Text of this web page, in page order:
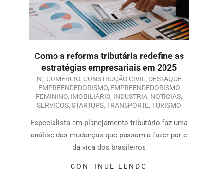
Como a reforma tributária redefine as
estratégias empresariais em 2025
IN: COMÉRCIO, CONSTRUÇÃO CIVIL , DESTAQUE,
EMPREENDEDORISMO, EMPREENDEDORISMO
FEMININO, IMOBILIÁRIO, INDÚSTRIA, NOTÍCIAS,
SERVIÇOS, STARTUPS, TRANSPORTE, TURISMO
Especialista em planejamento tributário faz uma
análise das mudanças que passam a fazer parte
da vida dos brasileiros
CONTINUE LENDO